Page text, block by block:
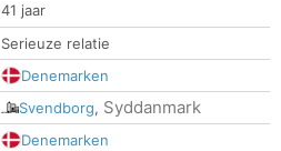
41 jaar
Serieuze relatie
Denemarken
Svendborg, Syddanmark
Denemarken